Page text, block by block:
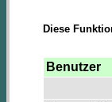
Diese
Benutzer